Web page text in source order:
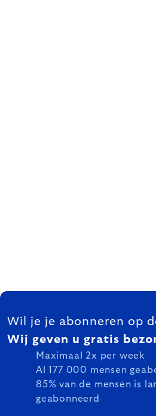
FOOTER
Wil je je abonneren op
Wij geven u gratis
Maximaal 2x per week
Al 177 000 mensen
85% van de mensen is
geabonneerd